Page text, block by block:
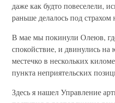
даже как будто повеселели,
раньше делалось под страхом
В мае мы покинули Олеюв,
спокойствие, и двинулись
местечко в нескольких
пункта неприятельских
Здесь я нашел Управление